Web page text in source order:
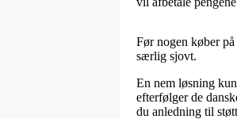
Før nogen køber
særlig sjovt.
En nem løsning
efterfølger de
du anledning til